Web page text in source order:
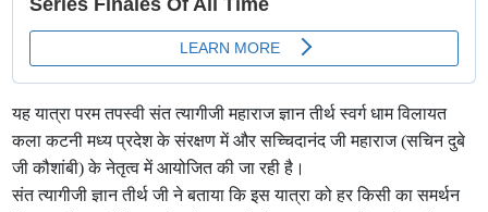
यह यात्रा परम तपस्वी संत त्यागीजी महाराज ज्ञान तीर्थ स्वर्ग धाम विलायत
कला कटनी मध्य प्रदेश के संरक्षण में और सच्चिदानंद जी महाराज (सचिन दुबे
जी कौशांबी) के नेतृत्व में आयोजित की जा रही है।
संत त्यागीजी ज्ञान तीर्थ जी ने बताया कि इस यात्रा को हर किसी का समर्थन